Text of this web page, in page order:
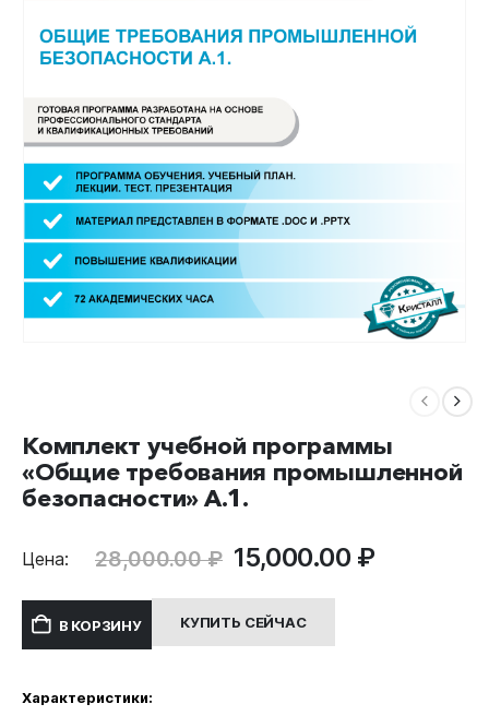
Комплект учебной программы
«Общие требования промышленной
безопасности» А.1.
Цена: 28,000.00₽ Первоначальная
составляла
28,000.00 ₽.
15,000.00 ₽Текущая
В КОРЗИНУ КУПИТЬ СЕЙЧАС
Характеристики: